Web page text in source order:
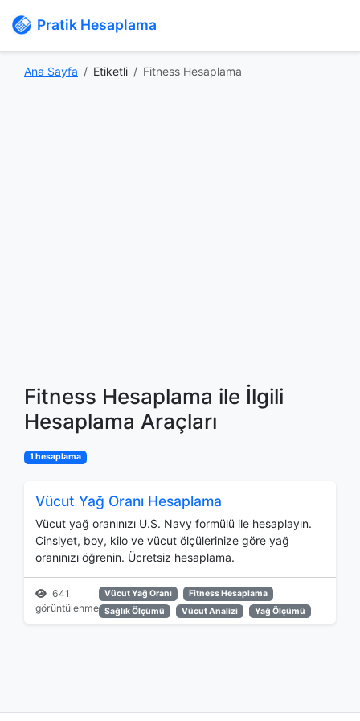
Pratik Hesaplama
Ana Sayfa Etiketli Fitness Hesaplama
Fitness Hesaplama ile İlgili
Hesaplama Araçları
1 hesaplama
Vücut Yağ Oranı Hesaplama
Vücut yağ oranınızı U.S. Navy formülü ile hesaplayın.
Cinsiyet, boy, kilo ve vücut ölçülerinize göre yağ
oranınızı öğrenin. Ücretsiz hesaplama.
641
görüntülenme
Vücut Yağ Oranı
Fitness Hesaplama
Sağlık Ölçümü
Vücut Analizi Yağ Ölçümü